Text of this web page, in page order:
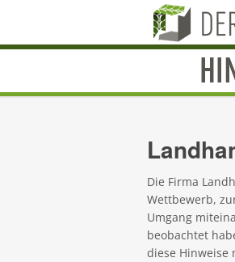
Die Firma
Wettbewerb,
Umgang
beobachtet
diese